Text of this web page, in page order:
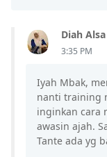
Diah Alsa
3:35 PM
Iyah Mbak,
nanti training
inginkan cara
awasin ajah.
Tante ada yg